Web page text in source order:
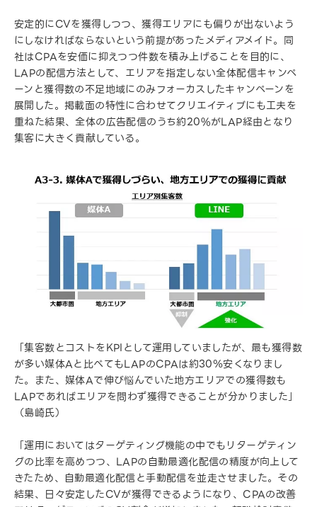
安定的にCVを獲得しつつ、獲得エリアにも偏りが出ないよう
にしなければならないという前提があったメディアメイド。同
社はCPAを安価に抑えつつ件数を積み上げることを目的に、
LAPの配信方法として、エリアを指定しない全体配信キャンペ
ーンと獲得数の不足地域にのみフォーカスしたキャンペーンを
展開した。掲載面の特性に合わせてクリエイティブにも工夫を
重ねた結果、全体の広告配信のうち約20%がLAP経由となり
集客に大きく貢献している。
「集客数とコストをKPIとして運用していましたが、最も獲得数
が多い媒体Aと比べてもLAPのCPAは約30％安くなりまし
た。また、媒体Aで伸び悩んでいた地方エリアでの獲得数も
LAPであればエリアを問わず獲得できることが分かりました」
（島崎氏）
「運用においてはターゲティング機能の中でもリターゲティン
グの比率を高めつつ、LAPの自動最適化配信の精度が向上して
きたため、自動最適化配信と手動配信を並走させました。その
結果、日々安定したCVが獲得できるようになり、CPAの改善